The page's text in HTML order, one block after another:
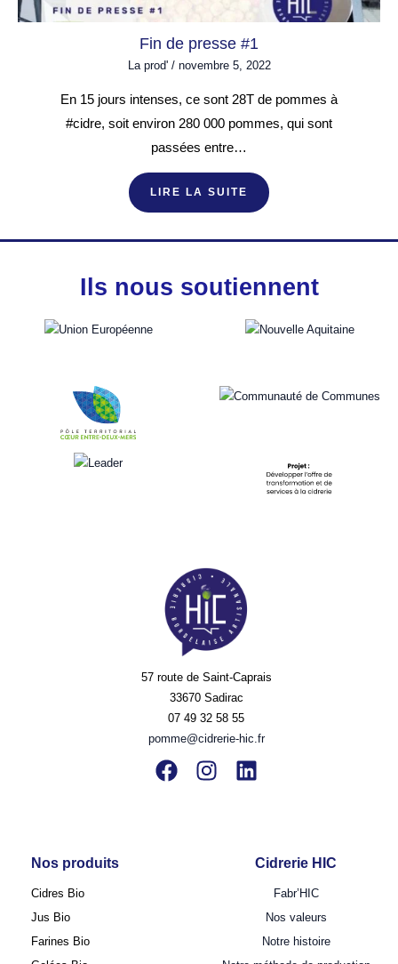
Fin de presse #1
La prod'/ novembre 5, 2022
En 15 jours intenses, ce sont 28T de pommes à
#cidre, soit environ 280 000 pommes, qui sont
passées entre…
LIRE LA SUITE
Ils nous soutiennent
57 route de Saint-Caprais
33670 Sadirac
07 49 32 58 55
pomme@cidrerie-hic.fr
Nos produits
Cidres Bio
Jus Bio
Farines Bio
Cidrerie HIC
Fabr’HIC
Nos valeurs
Notre histoire